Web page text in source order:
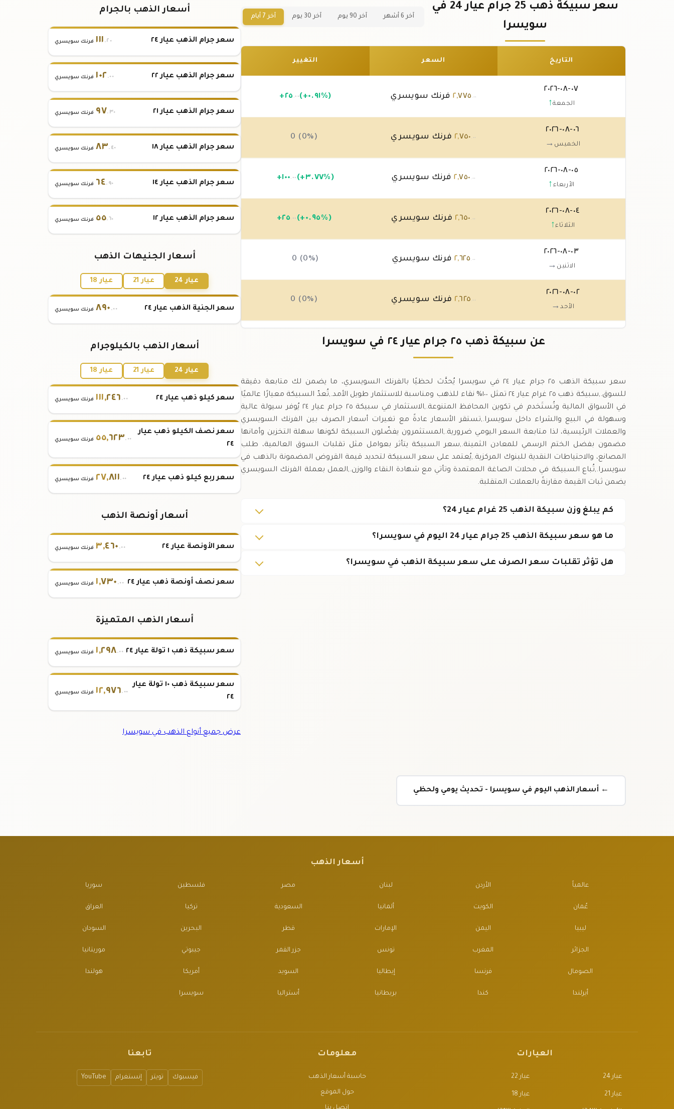
سعر سبيكة ذهب 25 جرام عيار 24 في
سويسرا
آخر 6 أشهر آخر 90 يوم آخر 30 يوم آخر 7 أيام
التاريخ السعر التغيير
٠٧-٠٨-٢٠٢٦
الجمعة↑
٢,٧٧٥ .٠٠ فرنك سويسري +٢٥ .٠٠ (+٠.٩١%)
٠٦-٠٨-٢٠٢٦
الخميس →
٢,٧٥٠.٠٠ فرنك سويسري 0 (0%)
٠٥-٠٨-٢٠٢٦
الأربعاء ↑
٢,٧٥٠ .٠٠ فرنك سويسري +١٠٠ .٠٠ (+٣.٧٧%)
٠٤-٠٨-٢٠٢٦
الثلاثاء↑
٢,٦٥٠.٠٠ فرنك سويسري +٢٥ .٠٠ (+٠.٩٥%)
٠٣-٠٨-٢٠٢٦
الاثنين →
٢,٦٢٥.٠٠ فرنك سويسري 0 (0%)
٠٢-٠٨-٢٠٢٦
الأحد→
٢,٦٢٥.٠٠ فرنك سويسري 0 (0%)
٢,٦٢٥ .٠٠ فرنك سويسري عن سبيكة ذهب ٢٥ جرام عيار ٢٤ في سويسرا
سعر سبيكة الذهب ٢٥ جرام عيار ٢٤ في سويسرا يُحدَّث لحظيًا بالفرنك السويسري، ما يضمن لك متابعة دقيقة
للسوق.,سبيكة ذهب ٢٥ غرام عيار ٢٤ تمثل ١٠٠% نقاء للذهب ومناسبة للاستثمار طويل الأمد.,تُعدّ السبيكة معيارًا عالميًا
في الأسواق المالية وتُستَخدم في تكوين المحافظ المتنوعة.,الاستثمار في سبيكة ٢٥ جرام عيار ٢٤ يُوفر سيولة عالية
وسهولة في البيع والشراء داخل سويسرا.,تستقر الأسعار عادةً مع تغيرات أسعار الصرف بين الفرنك السويسري
والعملات الرئيسية، لذا متابعة السعر اليومي ضرورية.,المستثمرون يفضّلون السبيكة لكونها سهلة التخزين وأمانها
مضمون بفضل الختم الرسمي للمعادن الثمينة.,سعر السبيكة يتأثر بعوامل مثل تقلبات السوق العالمية، طلب
المصانع، والاحتياطات النقدية للبنوك المركزية.,يُعتمد على سعر السبيكة لتحديد قيمة القروض المضمونة بالذهب في
سويسرا.,تُباع السبيكة في محلات الصاغة المعتمدة وتأتي مع شهادة النقاء والوزن.,العمل بعملة الفرنك السويسري
يضمن ثبات القيمة مقارنةً بالعملات المتقلبة.
كم يبلغ وزن سبيكة الذهب 25 غرام عيار 24؟
ما هو سعر سبيكة الذهب 25 جرام عيار 24 اليوم في سويسرا؟
هل تؤثر تقلبات سعر الصرف على سعر سبيكة الذهب في سويسرا؟
أسعار الذهب بالجرام
سعر جرام الذهب عيار ٢٤ ١١١ .٢٠ فرنك سويسري
سعر جرام الذهب عيار ٢٢ ١٠٢ .٠٠ فرنك سويسري
سعر جرام الذهب عيار ٢١ ٩٧.٣٠ فرنك سويسري
سعر جرام الذهب عيار ١٨ ٨٣.٤٠ فرنك سويسري
سعر جرام الذهب عيار ١٤ ٦٤.٩٠ فرنك سويسري
سعر جرام الذهب عيار ١٢ ٥٥.٦٠ فرنك سويسري
أسعار الجنيهات الذهب
عيار 24 عيار 21 عيار 18
سعر الجنية الذهب عيار ٢٤ ٨٩٠ .٠٠ فرنك سويسري
أسعار الذهب بالكيلوجرام
عيار 24 عيار 21 عيار 18
سعر كيلو ذهب عيار ٢٤ ١١١,٢٤٦ .٠٠ فرنك سويسري
سعر نصف الكيلو ذهب عيار
٢٤
٥٥,٦٢٣.٠٠ فرنك سويسري
سعر ربع كيلو ذهب عيار ٢٤ ٢٧,٨١١.٠٠ فرنك سويسري
أسعار أونصة الذهب
سعر الأونصة عيار ٢٤ ٣,٤٦٠ .٠٠ فرنك سويسري
سعر نصف أونصة ذهب عيار ٢٤ ١,٧٣٠ .٠٠ فرنك سويسري
أسعار الذهب المتميزة
سعر سبيكة ذهب ١ تولة عيار ٢٤ ١,٢٩٨.٠٠ فرنك سويسري
سعر سبيكة ذهب ١٠ تولة عيار
٢٤
١٢,٩٧٦.٠٠ فرنك سويسري
عرض جميع أنواع الذهب في سويسرا
← أسعار الذهب اليوم في سويسرا - تحديث يومي ولحظي
أسعار الذهب
عالمياً الأردن لبنان مصر فلسطين سوريا
عُمان الكويت ألمانيا السعودية تركيا العراق
ليبيا اليمن الإمارات قطر البحرين السودان
الجزائر المغرب تونس جزر القمر جيبوتي موريتانيا
الصومال فرنسا إيطاليا السويد أمريكا هولندا
أيرلندا كندا بريطانيا أستراليا سويسرا
العيارات
عيار 24 عيار 22
عيار 21 عيار 18
معلومات
حاسبة أسعار الذهب
حول الموقع
تابعنا
فيسبوك تويتر إنستغرام YouTube